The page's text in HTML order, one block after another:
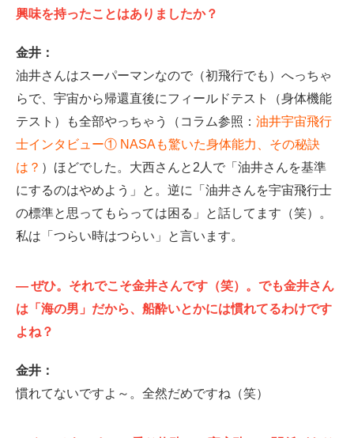
興味を持ったことはありましたか？
金井：
油井さんはスーパーマンなので（初飛行でも）へっちゃ
らで、宇宙から帰還直後にフィールドテスト（身体機能
テスト）も全部やっちゃう（コラム参照： 油井宇宙飛行
士インタビュー① NASAも驚いた身体能力、その秘訣
は？ ）ほどでした。大西さんと2人で「油井さんを基準
にするのはやめよう」と。逆に「油井さんを宇宙飛行士
の標準と思ってもらっては困る」と話してます（笑）。
私は「つらい時はつらい」と言います。
—ぜひ。それでこそ金井さんです（笑）。でも金井さん
は「海の男」だから、船酔いとかには慣れてるわけです
よね？
金井：
慣れてないですよ～。全然だめですね（笑）